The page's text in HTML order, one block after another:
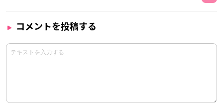
コメントを投稿する